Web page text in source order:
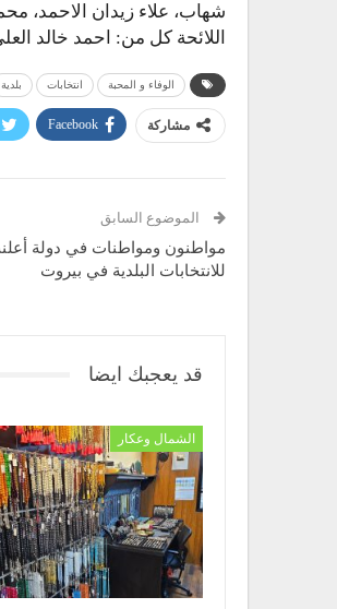
شهاب، علاء زيدان الاحمد،
اللائحة كل من: احمد خالد
الوفاء و المحبة انتخابات بلدية
مشاركة Facebook
الموضوع السابق
مواطنون ومواطنات في دولة
للانتخابات البلدية في بيروت
قد يعجبك ايضا
الشمال وعكار